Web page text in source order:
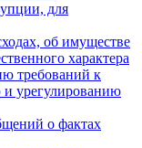
для
об имуществе
характера
требований к
урегулированию
о фактах